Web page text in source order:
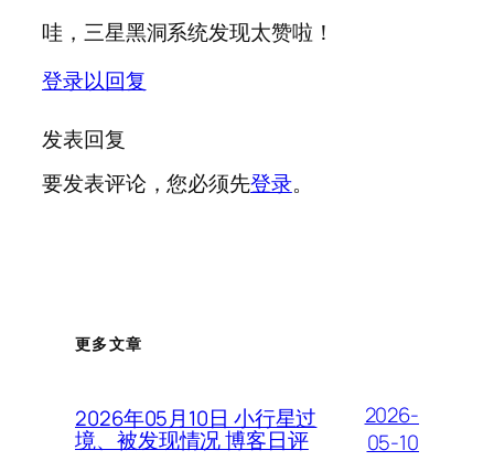
哇，三星黑洞系统发现太赞啦！
登录以回复
发表回复
要发表评论，您必须先登录。
更多文章
2026年05月10日 小行星过
境、被发现情况 博客日评
2026-
05-10